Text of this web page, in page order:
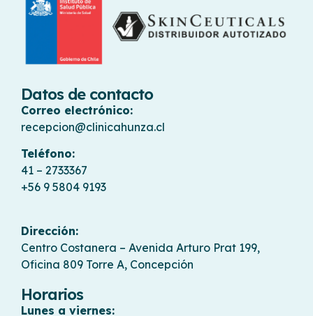
Datos de contacto
Correo electrónico:
recepcion@clinicahunza.cl
Teléfono:
41 – 2733367
+56 9 5804 9193
Dirección:
Centro Costanera – Avenida Arturo Prat 199,
Oficina 809 Torre A, Concepción
Horarios
Lunes a viernes: